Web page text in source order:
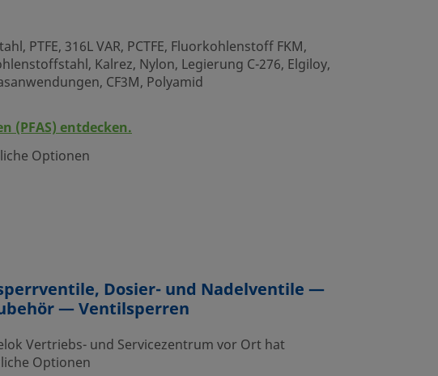
PTFE, 316L VAR, PCTFE, Fluorkohlenstoff FKM,
Kalrez, Nylon, Legierung C-276, Elgiloy,
CF3M, Polyamid
(PFAS) entdecken.
Optionen
Dosier- und Nadelventile —
— Ventilsperren
Vertriebs- und Servicezentrum vor Ort hat
Optionen